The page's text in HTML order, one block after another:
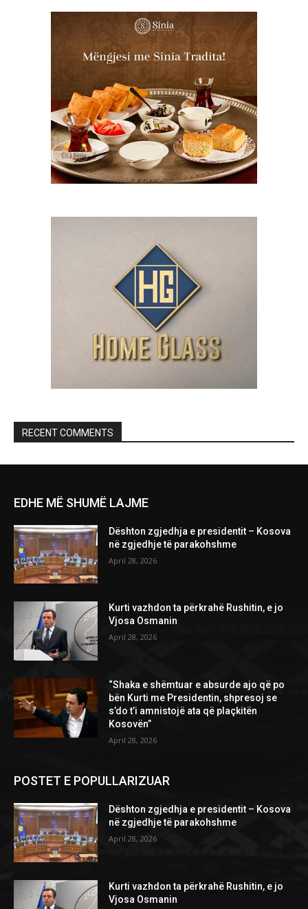
RECENT COMMENTS
EDHE MË SHUMË LAJME
Dështon zgjedhja e presidentit – Kosova
në zgjedhje të parakohshme
April 28, 2026
Kurti vazhdon ta përkrahë Rushitin, e jo
Vjosa Osmanin
April 28, 2026
“Shaka e shëmtuar e absurde ajo që po
bën Kurti me Presidentin, shpresoj se
s’do t’i amnistojë ata që plaçkitën
Kosovën”
April 28, 2026
POSTET E POPULLARIZUAR
Dështon zgjedhja e presidentit – Kosova
në zgjedhje të parakohshme
April 28, 2026
Kurti vazhdon ta përkrahë Rushitin, e jo
Vjosa Osmanin